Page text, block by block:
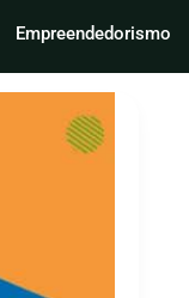
Empreendedorismo